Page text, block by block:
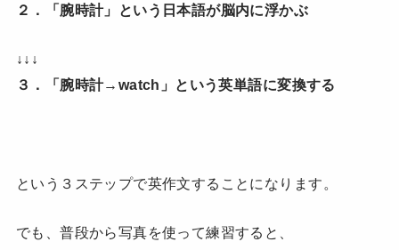
２．「腕時計」という日本語が脳内に浮かぶ
↓↓↓
３．「腕時計→watch」という英単語に変換する
という３ステップで英作文することになります。
でも、普段から写真を使って練習すると、